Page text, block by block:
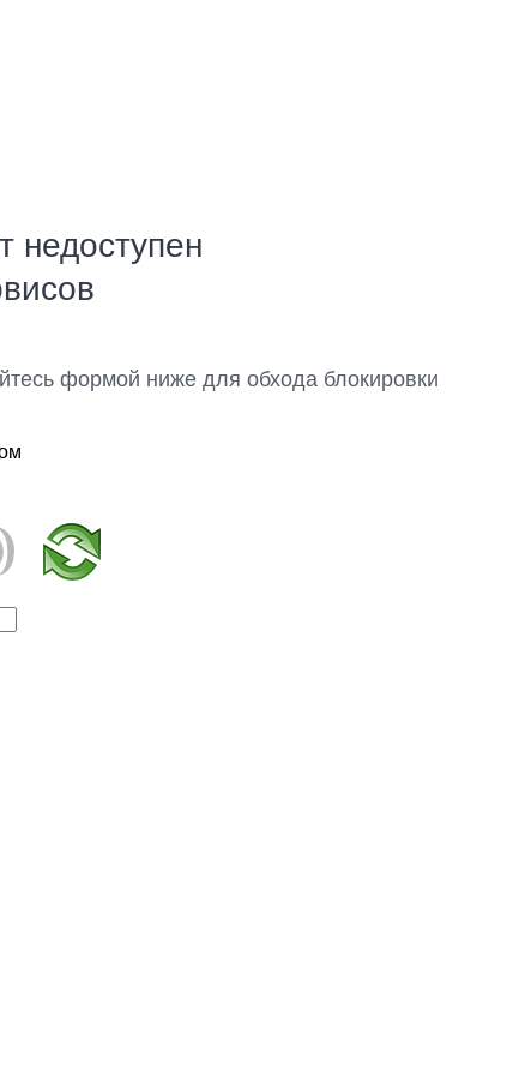
недоступен
формой ниже для обхода блокировки